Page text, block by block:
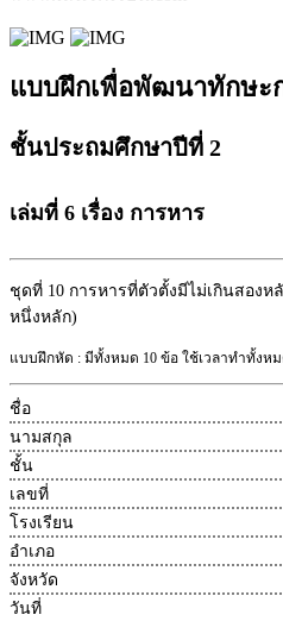
แบบฝึกเพื่อพัฒนาทักษะ
ชั้นประถมศึกษาปีที่ 2
เล่มที่ 6 เรื่อง การหาร
ชุดที่ 10 การหารที่ตัวตั้งมีไม่เกินสอง
หนึ่งหลัก)
แบบฝึกหัด : มีทั้งหมด 10 ข้อ ใช้เวลาทำทั้งห
ชื่อ
นามสกุล
ชั้น
เลขที่
โรงเรียน
อำเภอ
จังหวัด
วันที่